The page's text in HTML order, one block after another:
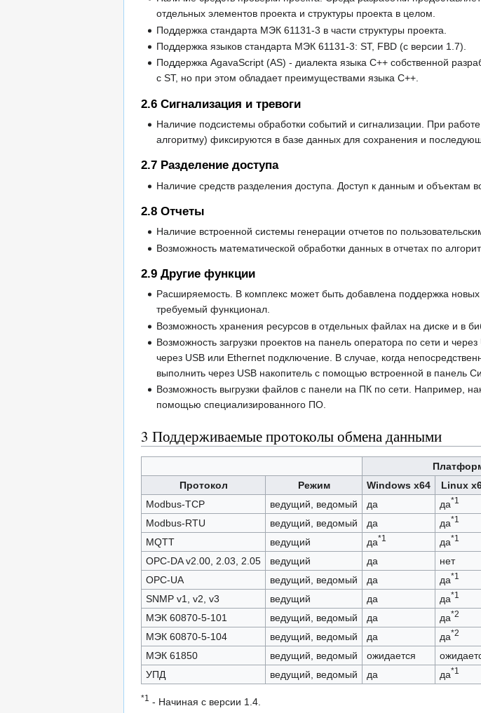
отдельных элементов проекта и структуры проекта в целом.
Поддержка стандарта МЭК 61131-3 в части структуры проекта.
Поддержка языков стандарта МЭК 61131-3: ST, FBD (с версии 1.7).
Поддержка AgavaScript (AS) - диалекта языка C++ собственной
с ST, но при этом обладает преимуществами языка C++.
2.6 Сигнализация и тревоги
Наличие подсистемы обработки событий и сигнализации. При
алгоритму) фиксируются в базе данных для сохранения и
2.7 Разделение доступа
Наличие средств разделения доступа. Доступ к данным и объектам
2.8 Отчеты
Наличие встроенной системы генерации отчетов по
Возможность математической обработки данных в отчетах по
2.9 Другие функции
Расширяемость. В комплекс может быть добавлена поддержка
требуемый функционал.
Возможность хранения ресурсов в отдельных файлах на диске и в
Возможность загрузки проектов на панель оператора по сети и
через USB или Ethernet подключение. В случае, когда
выполнить через USB накопитель с помощью встроенной в панель
Возможность выгрузки файлов с панели на ПК по сети. Например,
помощью специализированного ПО.
3 Поддерживаемые протоколы обмена данными
Протокол
Режим Windows x64 Linux
Modbus-TCP
ведущий, ведомый да да*1
Modbus-RTU
ведущий, ведомый да да*1
MQTT
ведущий да*1 да*1
OPC-DA v2.00, 2.03, 2.05 ведущий да нет
OPC-UA
ведущий, ведомый да да*1
SNMP v1, v2, v3
ведущий да да*1
МЭК 60870-5-101 ведущий, ведомый да да*2
МЭК 60870-5-104 ведущий, ведомый да да*2
МЭК 61850 ведущий, ведомый ожидается
УПД
ведущий, ведомый да да*1
*1 - Начиная с версии 1.4.